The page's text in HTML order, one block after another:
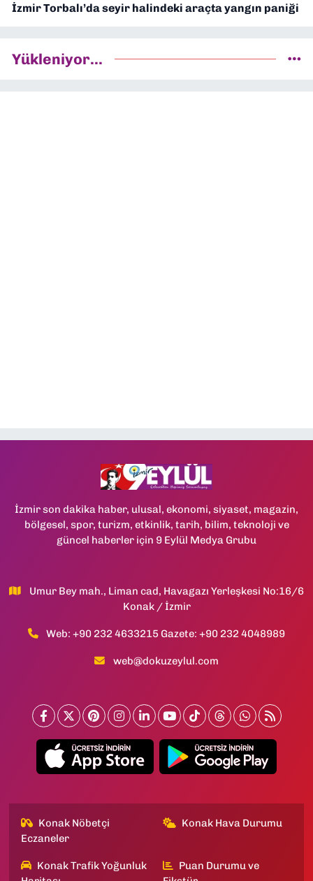
İzmir Torbalı’da seyir halindeki araçta yangın paniği
Yükleniyor...
İzmir son dakika haber, ulusal, ekonomi, siyaset, magazin,
bölgesel, spor, turizm, etkinlik, tarih, bilim, teknoloji ve
güncel haberler için 9 Eylül Medya Grubu
Umur Bey mah., Liman cad, Havagazı Yerleşkesi No:16/6
Konak / İzmir
Web: +90 232 4633215 Gazete: +90 232 4048989
web@dokuzeylul.com
Konak Nöbetçi
Eczaneler
Konak Hava Durumu
Konak Trafik Yoğunluk
Puan Durumu ve